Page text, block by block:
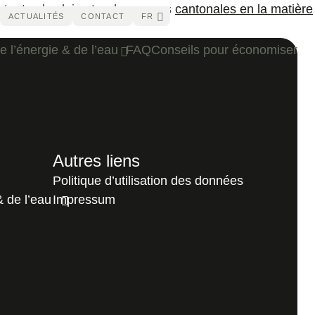
ACTUALITÉS CONTACT FR
l’énergie & de l’eau FAQConseils pour économiser
les lois et ordonnances cantonales en la matière
de l’eau
Autres liens
Politique d’utilisation des données
Impressum